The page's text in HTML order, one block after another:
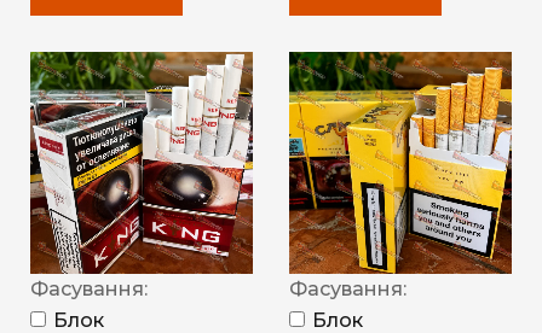
Фасування:
Блок
Фасування:
Блок